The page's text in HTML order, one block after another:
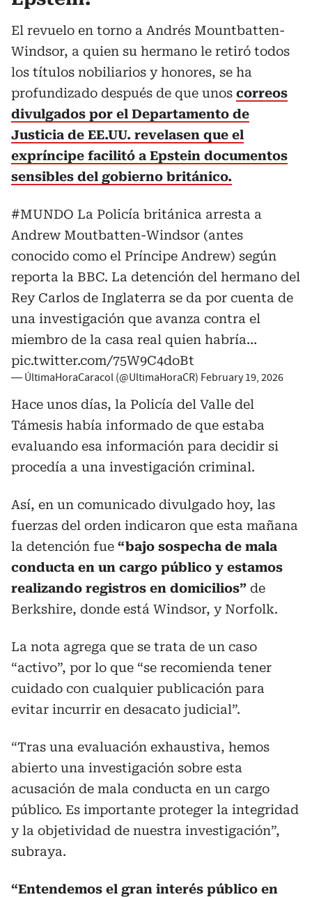
El revuelo en torno a Andrés Mountbatten-
Windsor, a quien su hermano le retiró todos
los títulos nobiliarios y honores, se ha
profundizado después de que unos correos
divulgados por el Departamento de
Justicia de EE.UU. revelasen que el
expríncipe facilitó a Epstein documentos
sensibles del gobierno británico.
#MUNDO La Policía británica arresta a
Andrew Moutbatten-Windsor (antes
conocido como el Príncipe Andrew) según
reporta la BBC. La detención del hermano del
Rey Carlos de Inglaterra se da por cuenta de
una investigación que avanza contra el
miembro de la casa real quien habría…
pic.twitter.com/75W9C4doBt
— ÚltimaHoraCaracol (@UltimaHoraCR) February 19, 2026
Hace unos días, la Policía del Valle del
Támesis había informado de que estaba
evaluando esa información para decidir si
procedía a una investigación criminal.
Así, en un comunicado divulgado hoy, las
fuerzas del orden indicaron que esta mañana
la detención fue “bajo sospecha de mala
conducta en un cargo público y estamos
realizando registros en domicilios” de
Berkshire, donde está Windsor, y Norfolk.
La nota agrega que se trata de un caso
“activo”, por lo que “se recomienda tener
cuidado con cualquier publicación para
evitar incurrir en desacato judicial”.
“Tras una evaluación exhaustiva, hemos
abierto una investigación sobre esta
acusación de mala conducta en un cargo
público. Es importante proteger la integridad
y la objetividad de nuestra investigación”,
subraya.
“Entendemos el gran interés público en